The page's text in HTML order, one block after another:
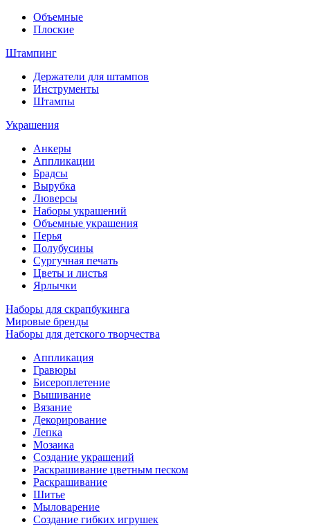
Объемные
Плоские
Штампинг
Держатели для штампов
Инструменты
Штампы
Украшения
Анкеры
Аппликации
Брадсы
Вырубка
Люверсы
Наборы украшений
Объемные украшения
Перья
Полубусины
Сургучная печать
Цветы и листья
Ярлычки
Наборы для скрапбукинга
Мировые бренды
Наборы для детского творчества
Аппликация
Гравюры
Бисероплетение
Вышивание
Вязание
Декорирование
Лепка
Мозаика
Создание украшений
Раскрашивание цветным песком
Раскрашивание
Шитье
Мыловарение
Создание гибких игрушек